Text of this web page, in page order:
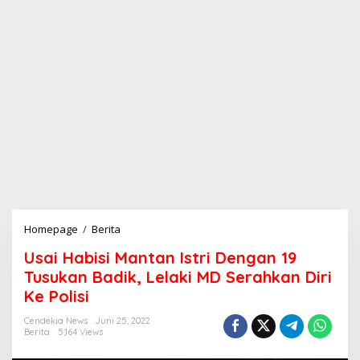
Homepage / Berita
a
i
H
b
Usai Habisi Mantan Istri Dengan 19
Tusukan Badik, Lelaki MD Serahkan Diri
Ke Polisi
Cendekia News
Juni 25, 2022
Berita
5,164 Views